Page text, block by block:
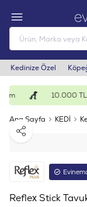
Kedinize Özel
10.000 TL
Ana Sayfa KEDİ
Paylaş
Reflex Stick